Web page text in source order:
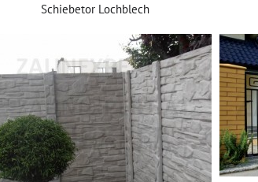
Schiebetor Lochblech